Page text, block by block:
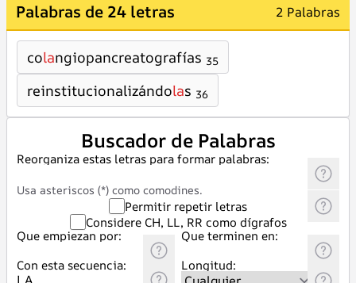
Palabras de 24 letras 2 Palabras
colangiopancreatografías 35
reinstitucionalizándolas 36
Buscador de Palabras
Reorganiza estas letras para formar palabras:
Usa asteriscos (*) como comodines.
Permitir repetir letras
Considere CH, LL, RR como dígrafos
Que empiezan por:
Que terminen en:
Con esta secuencia:
Longitud: